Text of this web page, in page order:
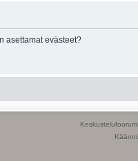
asettamat evästeet?